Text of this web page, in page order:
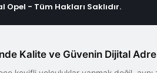
- Tüm Hakları Saklıdır.
Kalite ve Güvenin Dijital